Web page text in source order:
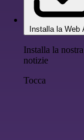
Installa la Web
Installa la
notizie
Tocca